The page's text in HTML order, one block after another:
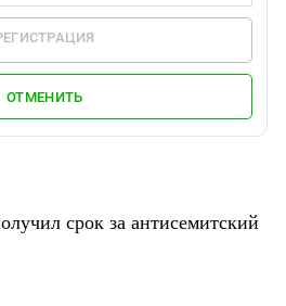
ОТМЕНИТЬ
срок за антисемитский